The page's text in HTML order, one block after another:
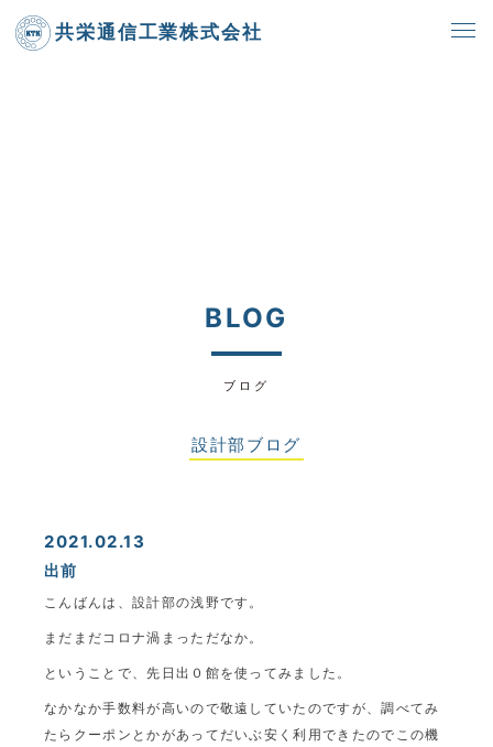
共栄通信工業株式会社
BLOG
ブログ
設計部ブログ
2021.02.13
出前
こんばんは、設計部の浅野です。
まだまだコロナ渦まっただなか。
ということで、先日出０館を使ってみました。
なかなか手数料が高いので敬遠していたのですが、調べてみ
たらクーポンとかがあってだいぶ安く利用できたのでこの機